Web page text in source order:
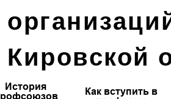
Кировской
История
Как вступить в